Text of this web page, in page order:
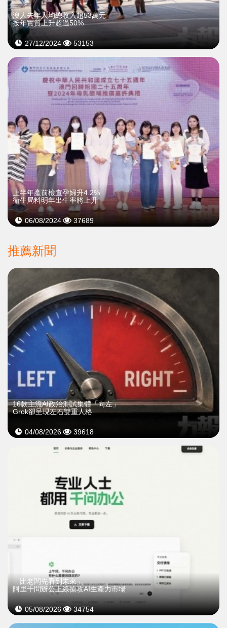
澳人去年人均總收入超53萬元
按年實質上升超過50%
27/12/2024 53153
上半年產前檢查孕婦升4.2%
衛生局料明年出生率將上升
06/08/2024 37689
推薦新聞
16款主流AI政治測試集體「向左」
Grok卻呈現左右雙重人格
04/08/2026 39618
「比老闆先看到未來」
阿里千問辦公上線搶攻AI生產力市場
05/08/2026 34754